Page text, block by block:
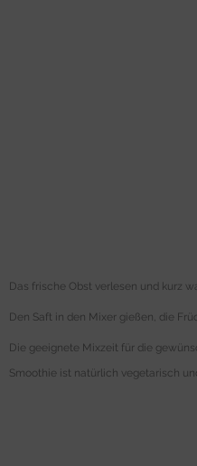
Das frische Obst verlesen und kurz
Den Saft in den Mixer gießen, die
Die geeignete Mixzeit für die
Smoothie ist natürlich vegetarisch